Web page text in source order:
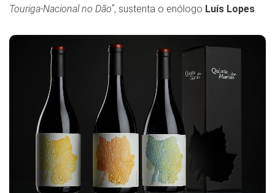
Touriga-Nacional no Dão”, sustenta o enólogo Luís Lopes